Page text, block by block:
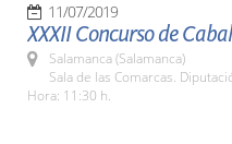
11/07/2019
XXXII Concurso de
Salamanca (Salamanca)
Sala de las Comarcas.
Hora: 11:30 h.